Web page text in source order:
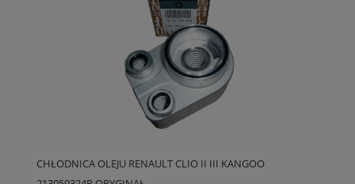
CHŁODNICA OLEJU RENAULT CLIO II III KANGOO